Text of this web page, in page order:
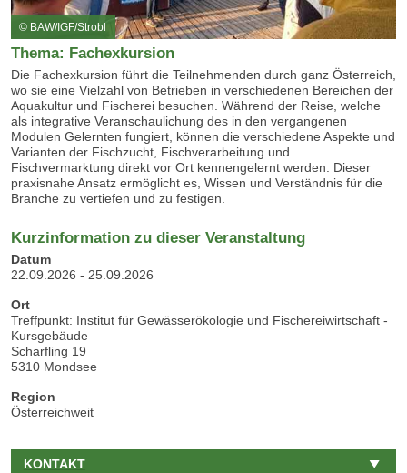
© BAW/IGF/Strobl
Thema: Fachexkursion
Die Fachexkursion führt die Teilnehmenden durch ganz Österreich,
wo sie eine Vielzahl von Betrieben in verschiedenen Bereichen der
Aquakultur und Fischerei besuchen. Während der Reise, welche
als integrative Veranschaulichung des in den vergangenen
Modulen Gelernten fungiert, können die verschiedene Aspekte und
Varianten der Fischzucht, Fischverarbeitung und
Fischvermarktung direkt vor Ort kennengelernt werden. Dieser
praxisnahe Ansatz ermöglicht es, Wissen und Verständnis für die
Branche zu vertiefen und zu festigen.
Kurzinformation zu dieser Veranstaltung
Datum
22.09.2026 - 25.09.2026
Ort
Treffpunkt: Institut für Gewässerökologie und Fischereiwirtschaft -
Kursgebäude
Scharfling 19
5310 Mondsee
Region
Österreichweit
KONTAKT